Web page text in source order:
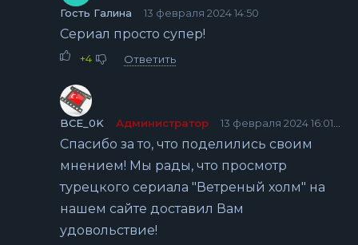
Гость Галина 13 февраля 2024 14:50
Сериал просто супер!
+4 Ответить
BCE_0K Администратор 13 февраля 2024 16:01
Спасибо за то, что поделились своим
мнением! Мы рады, что просмотр
турецкого сериала "Ветреный холм" на
нашем сайте доставил Вам
удовольствие!